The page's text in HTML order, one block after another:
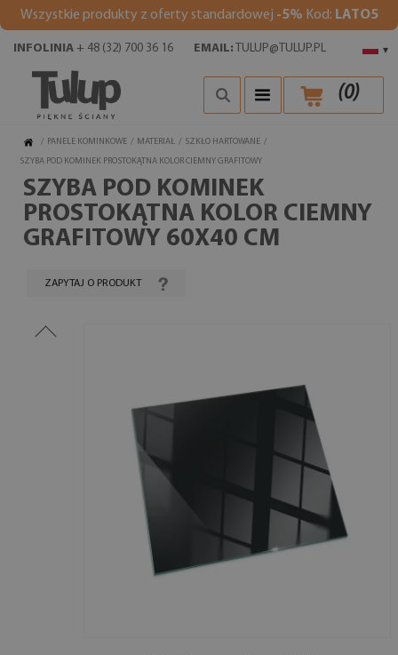
Wszystkie produkty z oferty standardowej -5% Kod: LATO5
▾
INFOLINIA + 48 (32) 700 36 16 EMAIL: TULUP@TULUP.PL
(0)
/ PANELE KOMINKOWE / MATERIAŁ / SZKŁO HARTOWANE /
SZYBA POD KOMINEK PROSTOKĄTNA KOLOR CIEMNY GRAFITOWY
SZYBA POD KOMINEK
PROSTOKĄTNA KOLOR CIEMNY
GRAFITOWY 60X40 CM
ZAPYTAJ O PRODUKT